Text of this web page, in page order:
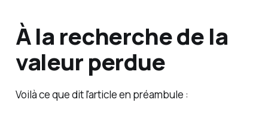
À la recherche de la
valeur perdue
Voilà ce que dit l'article en préambule :